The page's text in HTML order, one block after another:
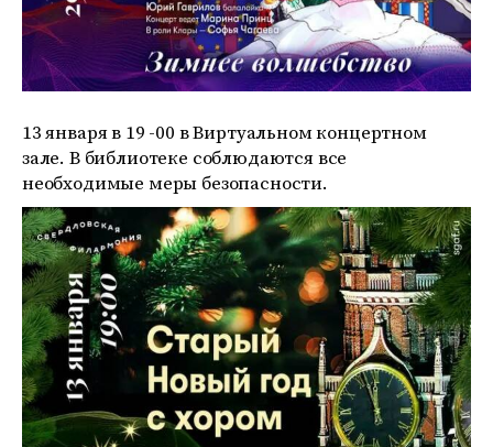
13 января в 19 -00 в Виртуальном концертном
зале. В библиотеке соблюдаются все
необходимые меры безопасности.